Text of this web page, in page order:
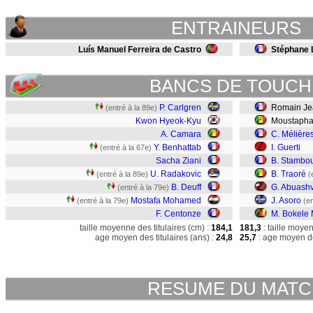
ENTRAINEURS
Luís Manuel Ferreira de Castro Stéphane
BANCS DE
(entré à la 89e) P. Carlgren
Kwon Hyeok-Kyu
A. Camara
(entré à la 67e) Y. Benhattab
Sacha Ziani
(entré à la 89e) U. Radakovic
(entré à la 79e) B. Deuff
(entré à la 79e) Mostafa Mohamed
F. Centonze
Romain
C.
I. Guerti
B.
B. Traoré
G.
J. Asoro
M. Bokele
taille moyenne des titulaires (cm) : 184,1
age moyen des titulaires (ans) : 24,8
181,3 : taille
25,7 : age moyen
RESUME DU